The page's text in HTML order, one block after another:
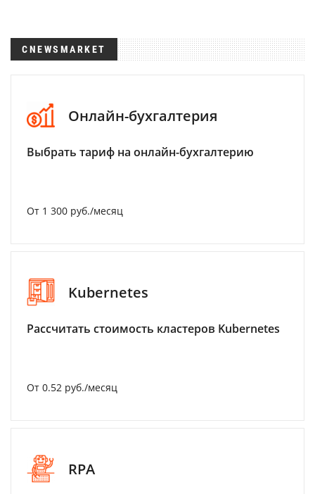
CNEWSMARKET
Онлайн-бухгалтерия
Выбрать тариф на онлайн-бухгалтерию
От 1 300 руб./месяц
Kubernetes
Рассчитать стоимость кластеров Kubernetes
От 0.52 руб./месяц
RPA